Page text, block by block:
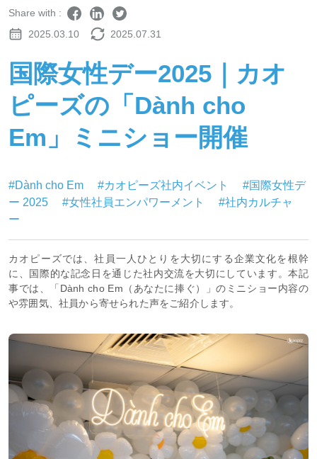
Share with :
2025.03.10
2025.07.31
国際女性デー2025｜カオ
ピーズの「Dành cho
Em」ミニショー開催
#Dành cho Em #カオピーズ社内イベント
#国際女性デ
ー 2025
#女性社員エンパワーメント
#社内カルチャ
ー
カオピーズでは、社員一人ひとりを大切にする企業文化を根幹
に、国際的な記念日を通じた社内交流を大切にしています。本記
事では、「Dành cho Em（あなたに捧ぐ）」のミニショー内容の
や雰囲気、社員から寄せられた声をご紹介します。